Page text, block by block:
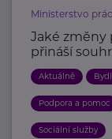
Ministerstvo
Jaké změny
přináší
Aktuálně
Podpora a pomoc
Sociální služby